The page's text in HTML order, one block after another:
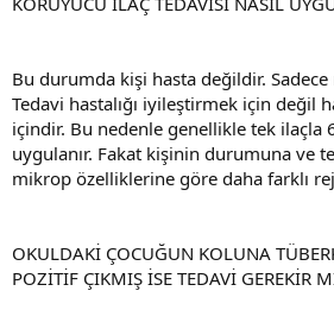
Bu durumda kişi hasta değildir. Sadece
Tedavi hastalığı iyileştirmek için değil
içindir. Bu nedenle genellikle tek ilaçla
uygulanır. Fakat kişinin durumuna ve
mikrop özelliklerine göre daha farklı
OKULDAKİ ÇOCUĞUN KOLUNA
POZİTİF ÇIKMIŞ İSE TEDAVİ GEREKİR